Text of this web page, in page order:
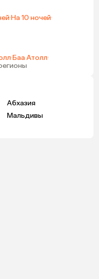
·На 10 ночей·
·Баа Атолл·
Абхазия
Мальдивы